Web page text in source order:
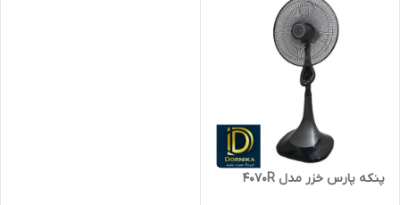
پنکه پارس خزر مدل 4070R